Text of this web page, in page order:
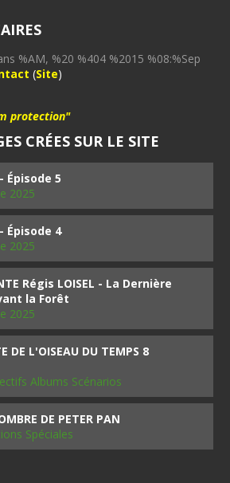
%AM, %20 %404 %2015 %08:%Sep
(Site)
protection"
CRÉES SUR LE SITE
Épisode 5
2025
Épisode 4
2025
Régis LOISEL - La Dernière
la Forêt
2025
DE L'OISEAU DU TEMPS 8
Albums Scénarios
DE PETER PAN
Spéciales